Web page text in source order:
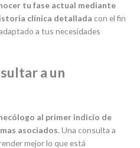
tu fase actual mediante
clínica detallada con el fin
a tus necesidades
a un
al primer indicio de
asociados. Una consulta a
mejor lo que está